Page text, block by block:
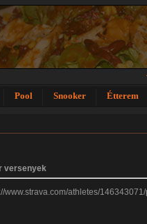
Pool Snooker Étterem
versenyek
www.strava.com/athletes/